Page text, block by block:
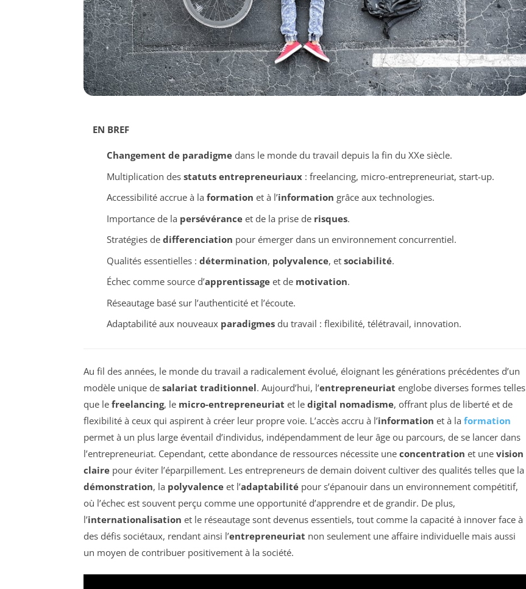
EN BREF
Changement de paradigmedans le monde du travail depuis la fin du XXe siècle.
Multiplication des statuts entrepreneuriaux: freelancing, micro-entrepreneuriat, start-up.
Accessibilité accrue à la formation et à l’information grâce aux technologies.
Importance de la persévéranceet de la prise de risques.
Stratégies de differenciation pour émerger dans un environnement concurrentiel.
Qualités essentielles : détermination, polyvalence, et sociabilité.
Échec comme source d’apprentissageet de motivation.
Réseautage basé sur l’authenticité et l’écoute.
Adaptabilité aux nouveaux paradigmesdu travail : flexibilité, télétravail, innovation.
Au fil des années, le monde du travail a radicalement évolué, éloignant les générations précédentes d’un
modèle unique de salariat traditionnel. Aujourd’hui, l’entrepreneuriat englobe diverses formes telles
que le freelancing, le micro-entrepreneuriat et le digital nomadisme, offrant plus de liberté et de
flexibilité à ceux qui aspirent à créer leur propre voie. L’accès accru à l’information et à la formation
permet à un plus large éventail d’individus, indépendamment de leur âge ou parcours, de se lancer dans
l’entrepreneuriat. Cependant, cette abondance de ressources nécessite une concentration et une vision
claire pour éviter l’éparpillement. Les entrepreneurs de demain doivent cultiver des qualités telles que la
démonstration, la polyvalence et l’adaptabilité pour s’épanouir dans un environnement compétitif,
où l’échec est souvent perçu comme une opportunité d’apprendre et de grandir. De plus,
l’internationalisation et le réseautage sont devenus essentiels, tout comme la capacité à innover face à
des défis sociétaux, rendant ainsi l’entrepreneuriat non seulement une affaire individuelle mais aussi
un moyen de contribuer positivement à la société.